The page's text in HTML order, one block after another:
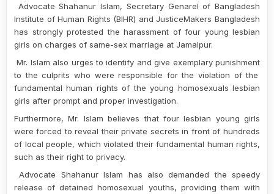
Advocate Shahanur Islam, Secretary Genarel of Bangladesh
Institute of Human Rights (BIHR) and JusticeMakers Bangladesh
has strongly protested the harassment of four young lesbian
girls on charges of same-sex marriage at Jamalpur.
Mr. Islam also urges toidentify and give exemplary punishment
to the culprits who wereresponsible for the violation of the
fundamental human rights of the young homosexuals lesbian
girls after prompt and proper investigation.
Furthermore, Mr. Islam believes that fourlesbian young girls
were forced to reveal their private secrets in front of hundreds
of local people, which violated their fundamental human rights,
such as their right to privacy.
Advocate Shahanur Islam has also demanded the speedy
release of detained homosexual youths, providing them with